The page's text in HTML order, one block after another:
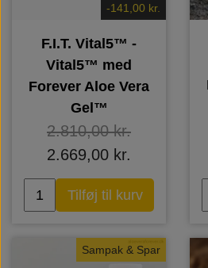
-141,00 kr.
F.I.T. Vital5™ -
Vital5™ med
Forever Aloe Vera
Gel™
2.810,00 kr.
2.669,00 kr.
Tilføj til kurv
Sampak & Spar